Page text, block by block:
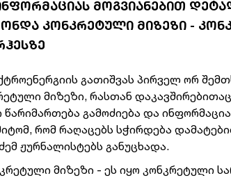
ᲛᲝᲒᲕᲘᲐᲜᲔᲑᲘᲗ
ᲙᲝᲜᲙᲠᲔᲢᲣᲚᲘ ᲛᲘᲖᲔᲖᲘ -
გათიშვას პირველ ორ
მიზეზი, რასთან
გამოძიება და
რომ რაღაცებს სჭირდება
ჟურნალისტებს განუცხადა.
მიზეზი - ეს იყო კონკრეტული